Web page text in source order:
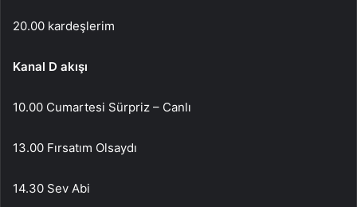
20.00 kardeşlerim
Kanal D akışı
10.00 Cumartesi Sürpriz – Canlı
13.00 Fırsatım Olsaydı
14.30 Sev Abi